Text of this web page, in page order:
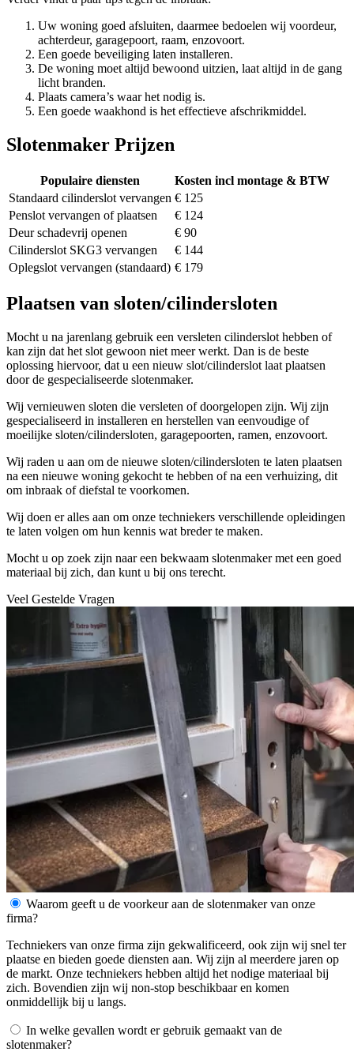
Uw woning goed afsluiten, daarmee bedoelen wij voordeur,
achterdeur, garagepoort, raam, enzovoort.
Een goede beveiliging laten installeren.
De woning moet altijd bewoond uitzien, laat altijd in de gang
licht branden.
Plaats camera’s waar het nodig is.
Een goede waakhond is het effectieve afschrikmiddel.
Slotenmaker Prijzen
Populaire diensten
Kosten incl montage & BTW
Standaard cilinderslot vervangen € 125
Penslot vervangen of plaatsen
€ 124
Deur schadevrij openen
€ 90
Cilinderslot SKG3 vervangen
€ 144
Oplegslot vervangen (standaard) € 179
Plaatsen van sloten/cilindersloten
Mocht u na jarenlang gebruik een versleten cilinderslot hebben of
kan zijn dat het slot gewoon niet meer werkt. Dan is de beste
oplossing hiervoor, dat u een nieuw slot/cilinderslot laat plaatsen
door de gespecialiseerde slotenmaker.
Wij vernieuwen sloten die versleten of doorgelopen zijn. Wij zijn
gespecialiseerd in installeren en herstellen van eenvoudige of
moeilijke sloten/cilindersloten, garagepoorten, ramen, enzovoort.
Wij raden u aan om de nieuwe sloten/cilindersloten te laten plaatsen
na een nieuwe woning gekocht te hebben of na een verhuizing, dit
om inbraak of diefstal te voorkomen.
Wij doen er alles aan om onze techniekers verschillende opleidingen
te laten volgen om hun kennis wat breder te maken.
Mocht u op zoek zijn naar een bekwaam slotenmaker met een goed
materiaal bij zich, dan kunt u bij ons terecht.
Veel Gestelde Vragen
Waarom geeft u de voorkeur aan de slotenmaker van onze
firma?
Techniekers van onze firma zijn gekwalificeerd, ook zijn wij snel ter
plaatse en bieden goede diensten aan. Wij zijn al meerdere jaren op
de markt. Onze techniekers hebben altijd het nodige materiaal bij
zich. Bovendien zijn wij non-stop beschikbaar en komen
onmiddellijk bij u langs.
In welke gevallen wordt er gebruik gemaakt van de
slotenmaker?